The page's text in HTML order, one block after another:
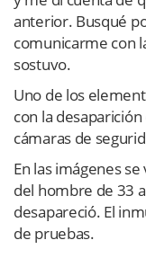
anterior. Busqué
comunicarme con
sostuvo.
Uno de los
con la
cámaras de
En las imágenes
del hombre de 33
desapareció. El
de pruebas.